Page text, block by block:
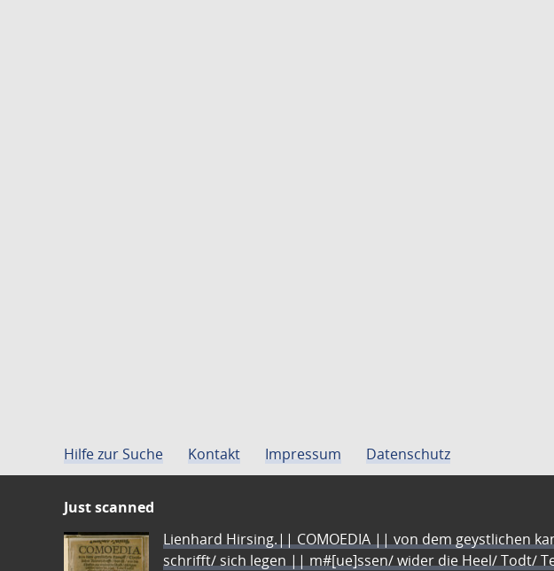
Hilfe zur Suche Kontakt Impressum Datenschutz
Just scanned
Lienhard Hirsing.|| COMOEDIA || von dem geystlichen
schrifft/ sich legen || m#[ue]ssen/ wider die Heel/ Todt/